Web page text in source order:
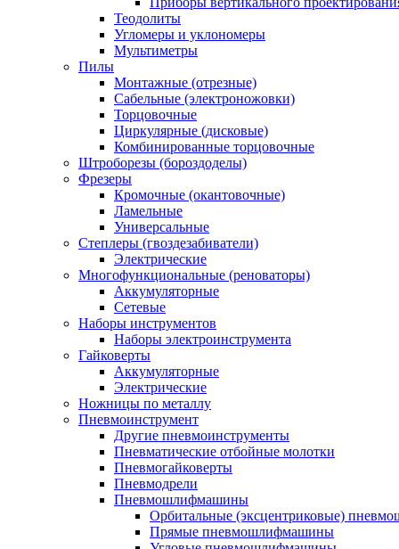
Теодолиты
Угломеры и уклономеры
Мультиметры
Пилы
Монтажные (отрезные)
Сабельные (электроножовки)
Торцовочные
Циркулярные (дисковые)
Комбинированные торцовочные
Штроборезы (бороздоделы)
Фрезеры
Кромочные (окантовочные)
Ламельные
Универсальные
Степлеры (гвоздезабиватели)
Электрические
Многофункциональные (реноваторы)
Аккумуляторные
Сетевые
Наборы инструментов
Наборы электроинструмента
Гайковерты
Аккумуляторные
Электрические
Ножницы по металлу
Пневмоинструмент
Другие пневмоинструменты
Пневматические отбойные молотки
Пневмогайковерты
Пневмодрели
Пневмошлифмашины
Орбитальные (эксцентриковые)
Прямые пневмошлифмашины